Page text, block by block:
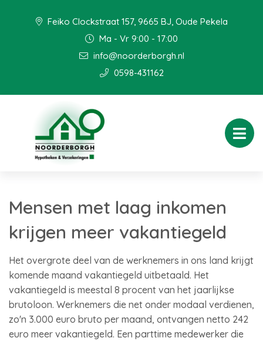
Feiko Clockstraat 157, 9665 BJ, Oude Pekela
Ma - Vr 9:00 - 17:00
info@noorderborgh.nl
0598-431162
Mensen met laag inkomen
krijgen meer vakantiegeld
Het overgrote deel van de werknemers in ons land krijgt
komende maand vakantiegeld uitbetaald. Het
vakantiegeld is meestal 8 procent van het jaarlijkse
brutoloon. Werknemers die net onder modaal verdienen,
zo'n 3.000 euro bruto per maand, ontvangen netto 242
euro meer vakantiegeld. Een parttime medewerker die